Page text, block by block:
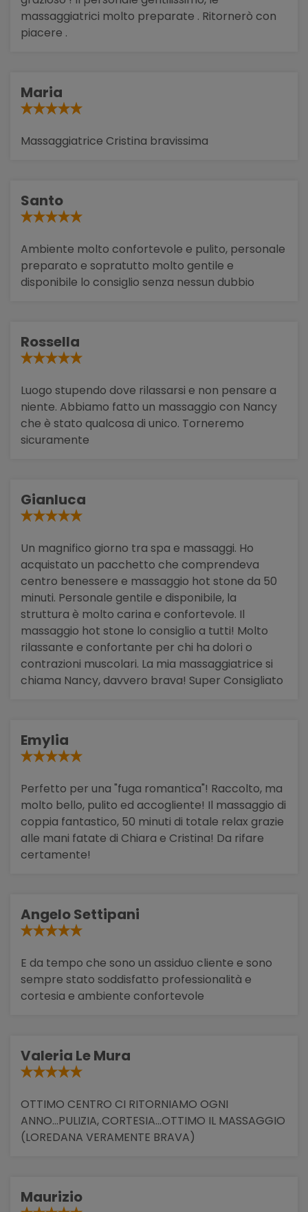
massaggiatrici molto preparate . Ritornerò con
piacere .
Maria
Massaggiatrice Cristina bravissima
Santo
Ambiente molto confortevole e pulito, personale
preparato e sopratutto molto gentile e
disponibile lo consiglio senza nessun dubbio
Rossella
Luogo stupendo dove rilassarsi e non pensare a
niente. Abbiamo fatto un massaggio con Nancy
che è stato qualcosa di unico. Torneremo
sicuramente
Gianluca
Un magnifico giorno tra spa e massaggi. Ho
acquistato un pacchetto che comprendeva
centro benessere e massaggio hot stone da 50
minuti. Personale gentile e disponibile, la
struttura è molto carina e confortevole. Il
massaggio hot stone lo consiglio a tutti! Molto
rilassante e confortante per chi ha dolori o
contrazioni muscolari. La mia massaggiatrice si
chiama Nancy, davvero brava! Super Consigliato
Emylia
Perfetto per una "fuga romantica"! Raccolto, ma
molto bello, pulito ed accogliente! Il massaggio di
coppia fantastico, 50 minuti di totale relax grazie
alle mani fatate di Chiara e Cristina! Da rifare
certamente!
Angelo Settipani
E da tempo che sono un assiduo cliente e sono
sempre stato soddisfatto professionalità e
cortesia e ambiente confortevole
Valeria Le Mura
OTTIMO CENTRO CI RITORNIAMO OGNI
ANNO...PULIZIA, CORTESIA...OTTIMO IL MASSAGGIO
(LOREDANA VERAMENTE BRAVA)
Maurizio